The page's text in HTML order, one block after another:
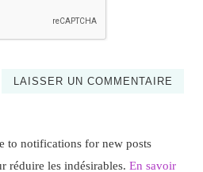
to notifications for new posts
réduire les indésirables. En savoir